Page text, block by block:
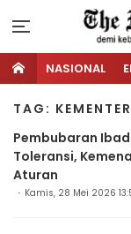
NASIONAL
TAG:
Pembubaran
Toleransi,
Aturan
Kamis, 28 Mei 2026